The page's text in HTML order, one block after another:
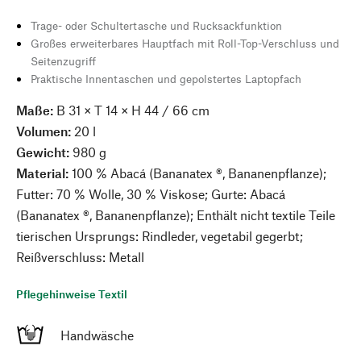
Trage- oder Schultertasche und Rucksackfunktion
Großes erweiterbares Hauptfach mit Roll-Top-Verschluss und
Seitenzugriff
Praktische Innentaschen und gepolstertes Laptopfach
Maße: B 31 × T 14 × H 44 / 66 cm
Volumen: 20 l
Gewicht: 980 g
Material: 100 % Abacá (Bananatex ®, Bananenpflanze);
Futter: 70 % Wolle, 30 % Viskose; Gurte: Abacá
(Bananatex ®, Bananenpflanze); Enthält nicht textile Teile
tierischen Ursprungs: Rindleder, vegetabil gegerbt;
Reißverschluss: Metall
Pflegehinweise Textil
Handwäsche